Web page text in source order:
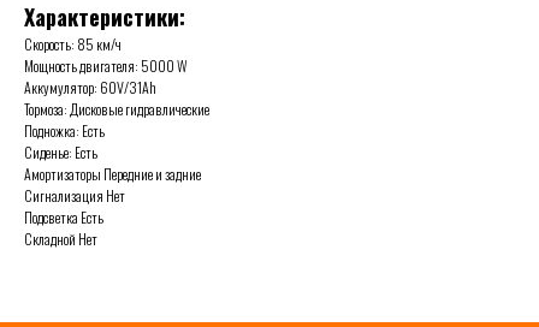
Характеристики:
Скорость: 85 км/ч
Мощность двигателя: 5000 W
Аккумулятор: 60V/31Ah
Тормоза: Дисковые гидравлические
Подножка: Есть
Сиденье: Есть
Амортизаторы Передние и задние
Сигнализация Нет
Подсветка Есть
Складной Нет